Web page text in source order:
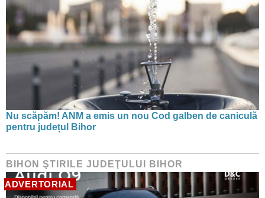
Nu scăpăm! ANM a emis un nou Cod galben de caniculă
pentru județul Bihor
BIHON ŞTIRILE JUDEŢULUI BIHOR
ADVERTORIAL